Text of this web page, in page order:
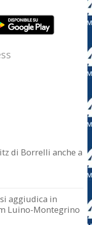
di Borrelli anche a
aggiudica in
Luino-Montegrino